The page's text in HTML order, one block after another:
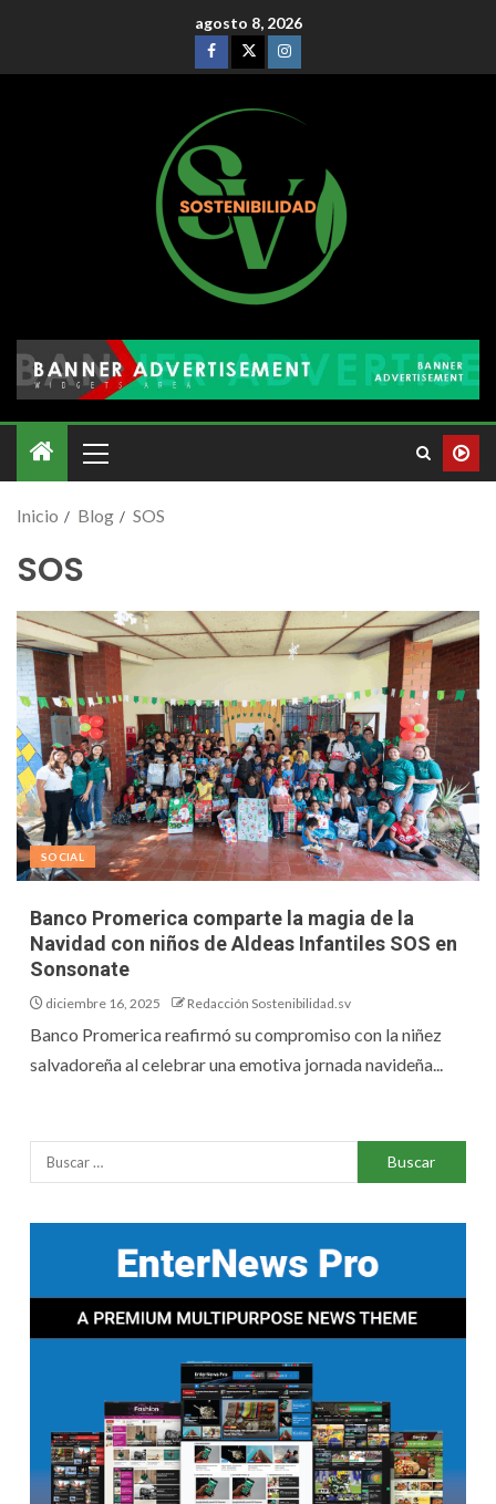
agosto 8, 2026
Inicio Blog SOS
SOS
SOCIAL
Banco Promerica comparte la magia de la
Navidad con niños de Aldeas Infantiles SOS en
Sonsonate
diciembre 16, 2025 Redacción Sostenibilidad.sv
Banco Promerica reafirmó su compromiso con la niñez
salvadoreña al celebrar una emotiva jornada navideña...